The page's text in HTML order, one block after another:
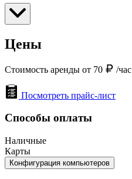
Цены
Стоимость аренды от 70 /час
Посмотреть прайс-лист
Способы оплаты
Наличные
Карты
Конфигурация компьютеров